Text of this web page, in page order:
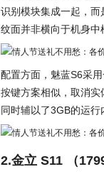
识别模块集成一起，
纹面并非横向于机身中
配置方面，魅蓝S6采
按键方案相似，取消实
同时辅以了3GB的运行
2.金立 S11 （